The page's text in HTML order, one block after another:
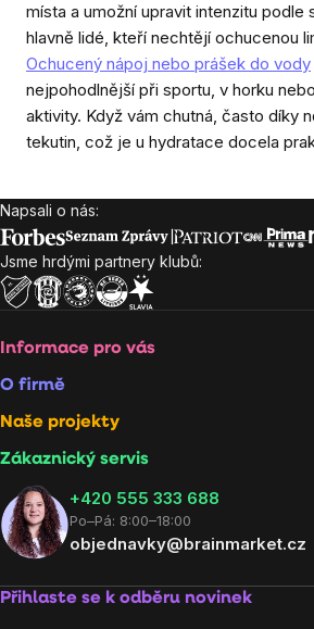
místa a umožní upravit intenzitu podle
hlavně lidé, kteří nechtějí ochucenou
Ochucený nápoj nebo prášek do vody
nejpohodlnější při sportu, v horku
aktivity. Když vám chutná, často díky
tekutin, což je u hydratace docela
Zápatí
Napsali o nás:
Jsme hrdými partnery klubů:
Informace pro vás
O firmě
Naše projekty
Zákaznický servis
‭+420 555 333 688
Po–Pá: 8:00–18:00
objednavky@brainmarket.cz
Přihlaste se k odběru novinek